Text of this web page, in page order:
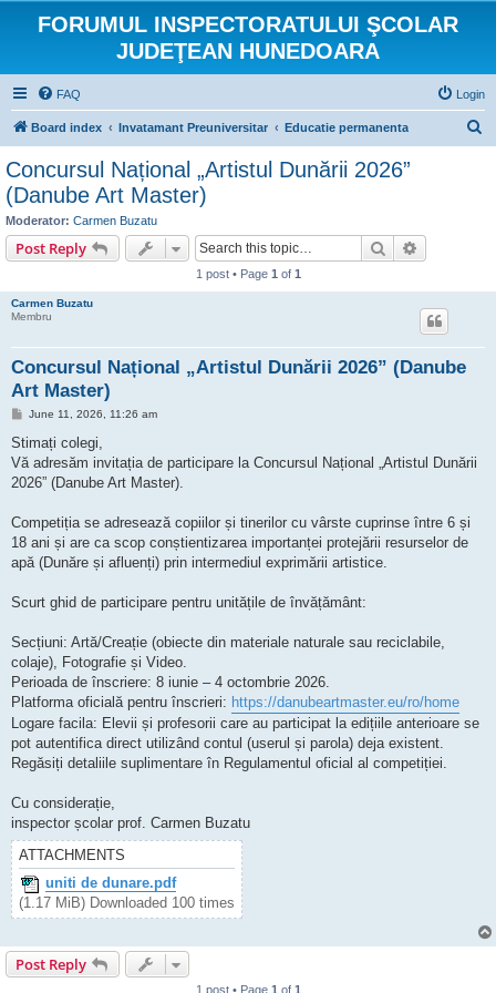
FORUMUL INSPECTORATULUI ŞCOLAR
JUDEŢEAN HUNEDOARA
FAQ Login
Board index Invatamant Preuniversitar Educatie permanenta
Concursul Național „Artistul Dunării 2026”
(Danube Art Master)
Moderator: Carmen Buzatu
Post Reply Search
1 post • Page 1 of 1
Carmen Buzatu
Membru
Concursul Național „Artistul Dunării 2026” (Danube
Art Master)
P
s
June 11, 2026, 11:26 am
Stimați colegi,
Vă adresăm invitația de participare la Concursul Național „Artistul Dunării
2026” (Danube Art Master).
Competiția se adresează copiilor și tinerilor cu vârste cuprinse între 6 și
18 ani și are ca scop conștientizarea importanței protejării resurselor de
apă (Dunăre și afluenți) prin intermediul exprimării artistice.
Scurt ghid de participare pentru unitățile de învățământ:
Secțiuni: Artă/Creație (obiecte din materiale naturale sau reciclabile,
colaje), Fotografie și Video.
Perioada de înscriere: 8 iunie – 4 octombrie 2026.
Platforma oficială pentru înscrieri: https://danubeartmaster.eu/ro/home
Logare facila: Elevii și profesorii care au participat la edițiile anterioare se
pot autentifica direct utilizând contul (userul și parola) deja existent.
Regăsiți detaliile suplimentare în Regulamentul oficial al competiției.
Cu considerație,
inspector școlar prof. Carmen Buzatu
ATTACHMENTS
uniti de dunare.pdf
(1.17 MiB) Downloaded 100 times
Post Reply
1 post • Page 1 of 1